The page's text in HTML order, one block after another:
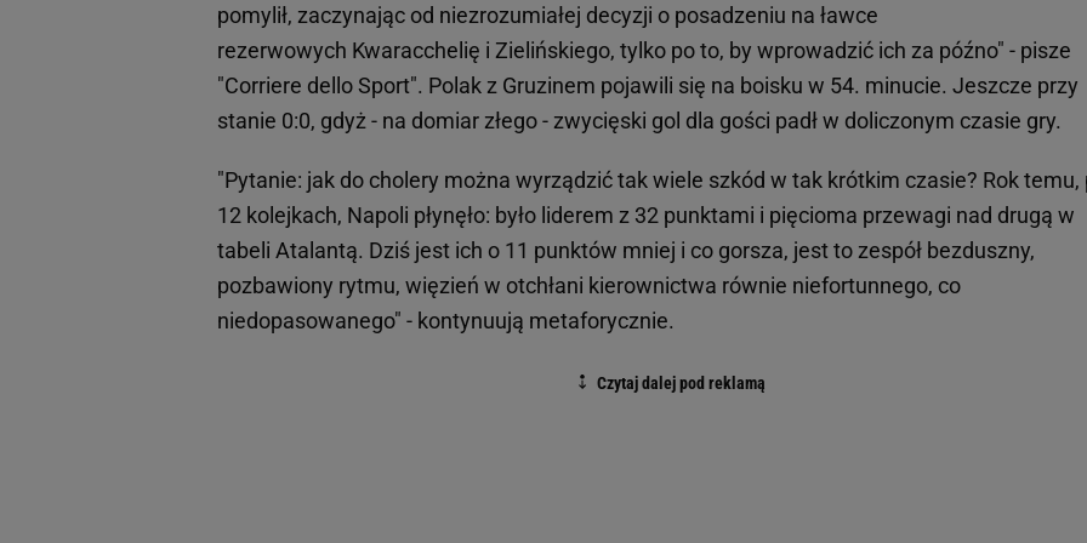
pomylił, zaczynając od niezrozumiałej decyzji o posadzeniu na ławce
rezerwowych Kwaracchelię i Zielińskiego, tylko po to, by wprowadzić ich za późno" - pisze
"Corriere dello Sport". Polak z Gruzinem pojawili się na boisku w 54. minucie. Jeszcze przy
stanie 0:0, gdyż - na domiar złego - zwycięski gol dla gości padł w doliczonym czasie gry.
"Pytanie: jak do cholery można wyrządzić tak wiele szkód w tak krótkim czasie? Rok temu,
12 kolejkach, Napoli płynęło: było liderem z 32 punktami i pięcioma przewagi nad drugą w
tabeli Atalantą. Dziś jest ich o 11 punktów mniej i co gorsza, jest to zespół bezduszny,
pozbawiony rytmu, więzień w otchłani kierownictwa równie niefortunnego, co
niedopasowanego" - kontynuują metaforycznie.